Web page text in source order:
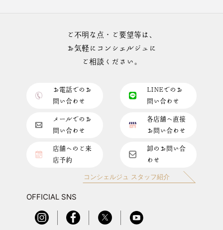
ご不明な点・ご要望等は、
お気軽にコンシェルジュに
ご相談ください。
お電話でのお
問い合わせ
LINEでのお
問い合わせ
メールでのお
問い合わせ
各店舗へ直接
お問い合わせ
店舗へのご来
店予約
卸のお問い合
わせ
コンシェルジュ スタッフ紹介
OFFICIAL SNS